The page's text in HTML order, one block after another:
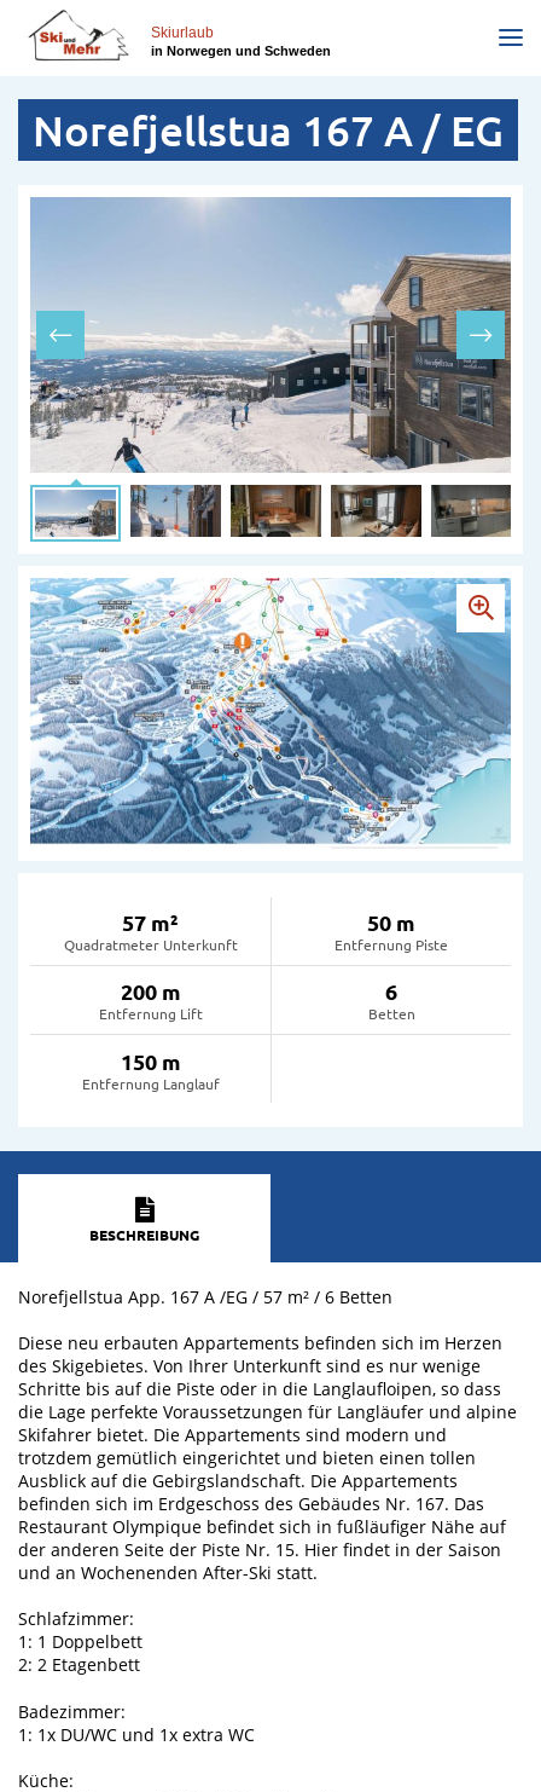
zum
Inhalt
Skiurlaub
in Norwegen und Schweden
Norefjellstua 167 A / EG
57 m²
Quadratmeter Unterkunft
50 m
Entfernung Piste
200 m
Entfernung Lift
6
Betten
150 m
Entfernung Langlauf
BESCHREIBUNG
Norefjellstua App. 167 A /EG / 57 m² / 6 Betten
Diese neu erbauten Appartements befinden sich im Herzen
des Skigebietes. Von Ihrer Unterkunft sind es nur wenige
Schritte bis auf die Piste oder in die Langlaufloipen, so dass
die Lage perfekte Voraussetzungen für Langläufer und alpine
Skifahrer bietet. Die Appartements sind modern und
trotzdem gemütlich eingerichtet und bieten einen tollen
Ausblick auf die Gebirgslandschaft. Die Appartements
befinden sich im Erdgeschoss des Gebäudes Nr. 167. Das
Restaurant Olympique befindet sich in fußläufiger Nähe auf
der anderen Seite der Piste Nr. 15. Hier findet in der Saison
und an Wochenenden After-Ski statt.
Schlafzimmer:
1: 1 Doppelbett
2: 2 Etagenbett
Badezimmer:
1: 1x DU/WC und 1x extra WC
Küche: